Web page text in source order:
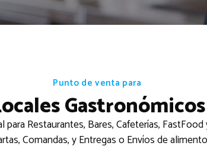
Punto de venta para
Gastronómicos
para Restaurantes, Bares, Cafeterías,
Comandas, y Entregas o Envíos de